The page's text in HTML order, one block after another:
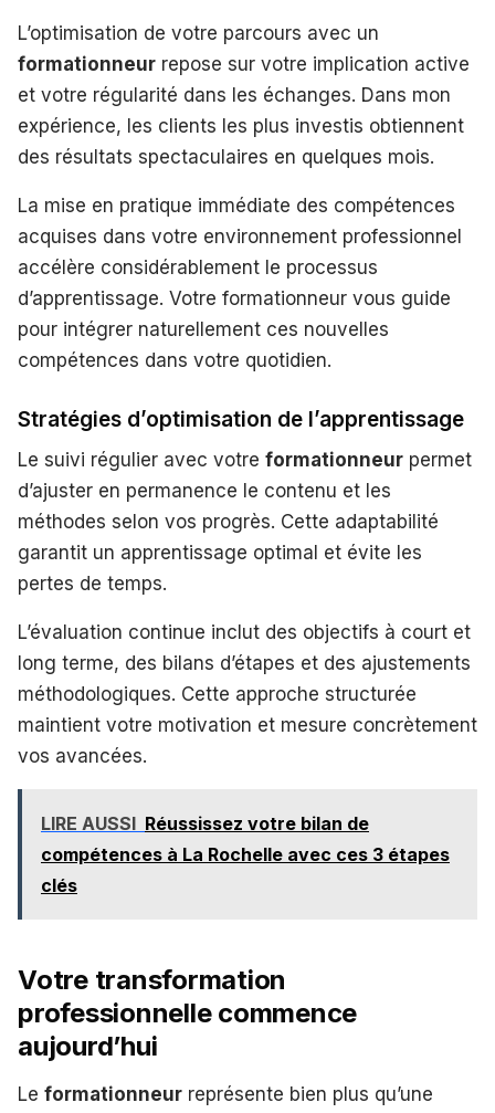
L’optimisation de votre parcours avec un
formationneur repose sur votre implication active
et votre régularité dans les échanges. Dans mon
expérience, les clients les plus investis obtiennent
des résultats spectaculaires en quelques mois.
La mise en pratique immédiate des compétences
acquises dans votre environnement professionnel
accélère considérablement le processus
d’apprentissage. Votre formationneur vous guide
pour intégrer naturellement ces nouvelles
compétences dans votre quotidien.
Stratégies d’optimisation de l’apprentissage
Le suivi régulier avec votre formationneur permet
d’ajuster en permanence le contenu et les
méthodes selon vos progrès. Cette adaptabilité
garantit un apprentissage optimal et évite les
pertes de temps.
L’évaluation continue inclut des objectifs à court et
long terme, des bilans d’étapes et des ajustements
méthodologiques. Cette approche structurée
maintient votre motivation et mesure concrètement
vos avancées.
LIRE AUSSI Réussissez votre bilan de
compétences à La Rochelle avec ces 3 étapes
clés
Votre transformation
professionnelle commence
aujourd’hui
Le formationneur représente bien plus qu’une